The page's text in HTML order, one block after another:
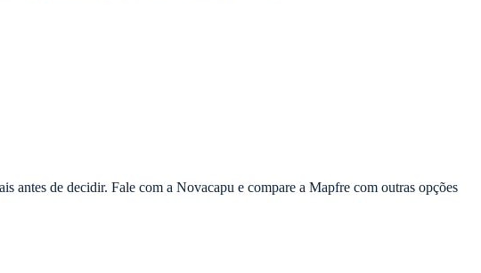
de decidir. Fale com a Novacapu e compare a Mapfre com outras opções